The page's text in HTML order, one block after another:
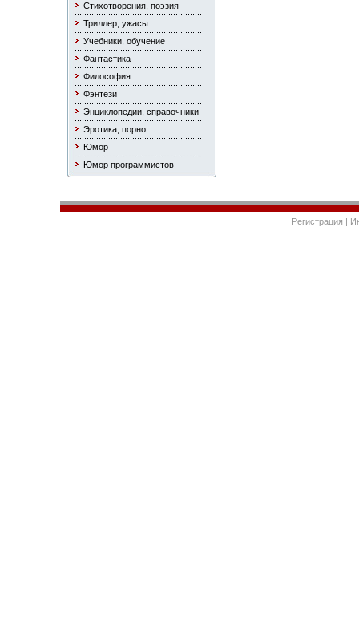
Стихотворения, поэзия
Триллер, ужасы
Учебники, обучение
Фантастика
Философия
Фэнтези
Энциклопедии, справочники
Эротика, порно
Юмор
Юмор программистов
Регистрация |